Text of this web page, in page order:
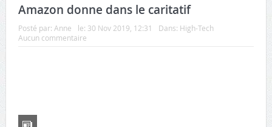
Amazon donne dans le caritatif
Posté par: Anne le: 30 Nov 2019, 12:31 Dans: High-Tech
Aucun commentaire